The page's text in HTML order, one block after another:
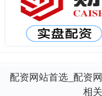
配资网站首选_配资
相